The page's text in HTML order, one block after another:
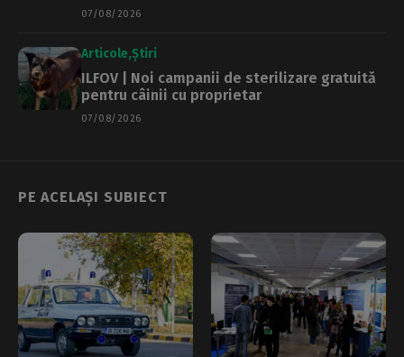
07/08/2026
Articole Știri
ILFOV | Noi campanii de sterilizare gratuită
pentru câinii cu proprietar
07/08/2026
PE ACELAȘI SUBIECT